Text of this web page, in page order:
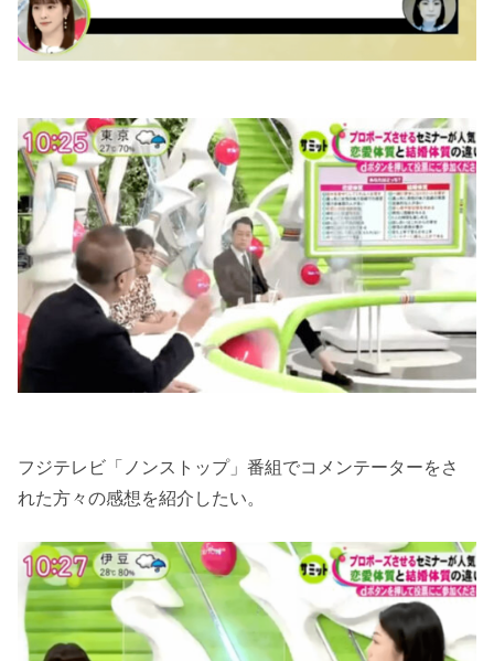
フジテレビ「ノンストップ」番組でコメンテーターをさ
れた方々の感想を紹介したい。